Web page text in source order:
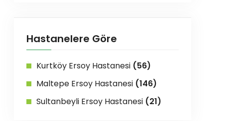
Hastanelere Göre
Kurtköy Ersoy Hastanesi (56)
Maltepe Ersoy Hastanesi (146)
Sultanbeyli Ersoy Hastanesi (21)